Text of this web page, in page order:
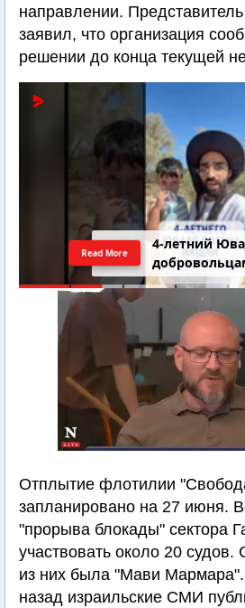
направлении.
заявил, что организация
решении до конца текущей
4-летний
Read More
Отплытие флотилии
запланировано на 27 июня.
"прорыва блокады" сектора
участвовать около 20
из них была "Мави
назад израильские СМИ